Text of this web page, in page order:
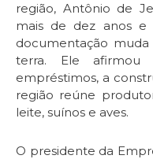
região, Antônio de
mais de dez anos e
documentação
terra. Ele afirmou
empréstimos, a
região reúne
leite, suínos e aves.
O presidente da